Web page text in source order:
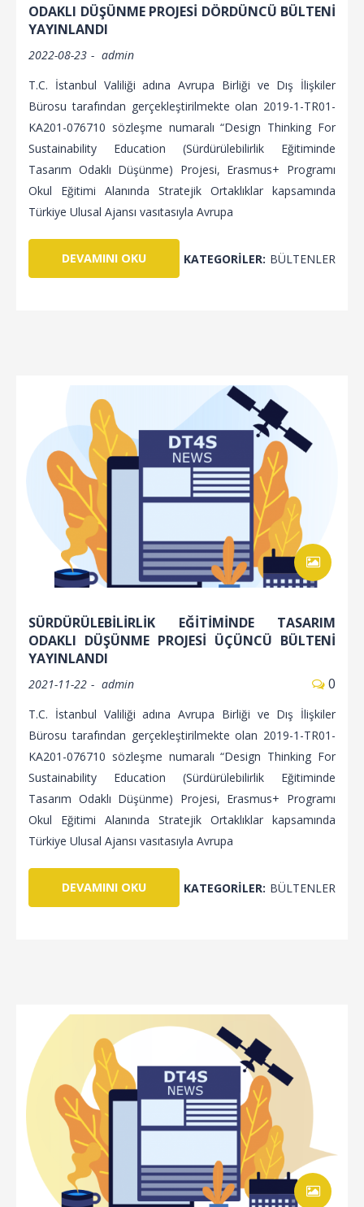
ODAKLI DÜŞÜNME PROJESİ DÖRDÜNCÜ BÜLTENİ
YAYINLANDI
2022-08-23
admin
T.C. İstanbul Valiliği adına Avrupa Birliği ve Dış İlişkiler
Bürosu tarafından gerçekleştirilmekte olan 2019-1-TR01-
KA201-076710 sözleşme numaralı “Design Thinking For
Sustainability Education (Sürdürülebilirlik Eğitiminde
Tasarım Odaklı Düşünme) Projesi, Erasmus+ Programı
Okul Eğitimi Alanında Stratejik Ortaklıklar kapsamında
Türkiye Ulusal Ajansı vasıtasıyla Avrupa
DEVAMINI OKU KATEGORILER: BÜLTENLER
SÜRDÜRÜLEBİLİRLİK EĞİTİMİNDE TASARIM
ODAKLI DÜŞÜNME PROJESİ ÜÇÜNCÜ BÜLTENİ
YAYINLANDI
2021-11-22 admin 0
T.C. İstanbul Valiliği adına Avrupa Birliği ve Dış İlişkiler
Bürosu tarafından gerçekleştirilmekte olan 2019-1-TR01-
KA201-076710 sözleşme numaralı “Design Thinking For
Sustainability Education (Sürdürülebilirlik Eğitiminde
Tasarım Odaklı Düşünme) Projesi, Erasmus+ Programı
Okul Eğitimi Alanında Stratejik Ortaklıklar kapsamında
Türkiye Ulusal Ajansı vasıtasıyla Avrupa
DEVAMINI OKU KATEGORILER: BÜLTENLER